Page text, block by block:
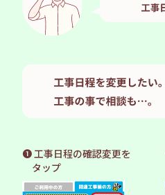
❶ 工事日程の確認変更を
タップ